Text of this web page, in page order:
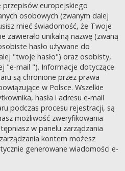
przepisów europejskiego
osobowych (zwanym dalej
mieć świadomość, że Twoje
zawierało unikalną nazwę (zwaną
hasło używane do
"twoje hasło") oraz osobisty,
"e-mail "). Informacje dotyczące
są chronione przez prawa
w Polsce. Wszelkie
hasła i adresu e-mail
podczas procesu rejestracji, są
możliwość zweryfikowania
w panelu zarządzania
kontem możesz
generowane wiadomości e-